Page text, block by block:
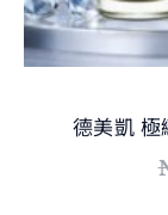
德美凱 極